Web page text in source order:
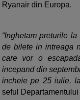
Ryanair din Europa.
“Inghetam preturile
de bilete in intreaga
care vor o
incepand din
incheie pe 25 iulie,
seful